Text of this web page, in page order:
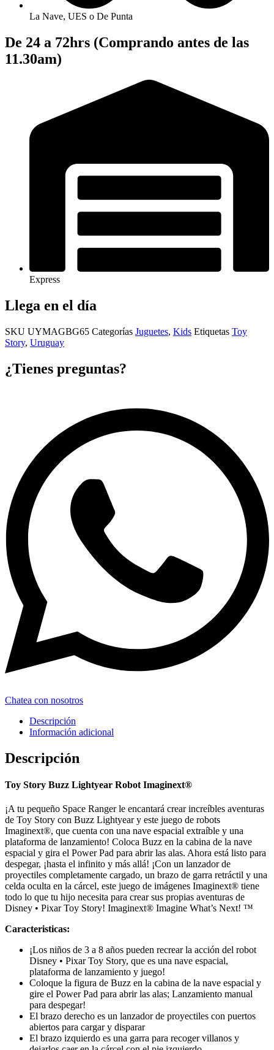
La Nave, UES o De Punta
De 24 a 72hrs (Comprando antes de las
11.30am)
Express
Llega en el día
SKU UYMAGBG65 Categorías Juguetes, Kids Etiquetas Toy
Story, Uruguay
¿Tienes preguntas?
Chatea con nosotros
Descripción
Información adicional
Descripción
Toy Story Buzz Lightyear Robot Imaginext®
¡A tu pequeño Space Ranger le encantará crear increíbles aventuras
de Toy Story con Buzz Lightyear y este juego de robots
Imaginext®, que cuenta con una nave espacial extraíble y una
plataforma de lanzamiento! Coloca Buzz en la cabina de la nave
espacial y gira el Power Pad para abrir las alas. Ahora está listo para
despegar, ¡hasta el infinito y más allá! ¡Con un lanzador de
proyectiles completamente cargado, un brazo de garra retráctil y una
celda oculta en la cárcel, este juego de imágenes Imaginext® tiene
todo lo que tu hijo necesita para crear sus propias aventuras de
Disney • Pixar Toy Story! Imaginext® Imagine What’s Next! ™
Caracteristicas:
¡Los niños de 3 a 8 años pueden recrear la acción del robot
Disney • Pixar Toy Story, que es una nave espacial,
plataforma de lanzamiento y juego!
Coloque la figura de Buzz en la cabina de la nave espacial y
gire el Power Pad para abrir las alas; Lanzamiento manual
para despegar!
El brazo derecho es un lanzador de proyectiles con puertos
abiertos para cargar y disparar
El brazo izquierdo es una garra para recoger villanos y